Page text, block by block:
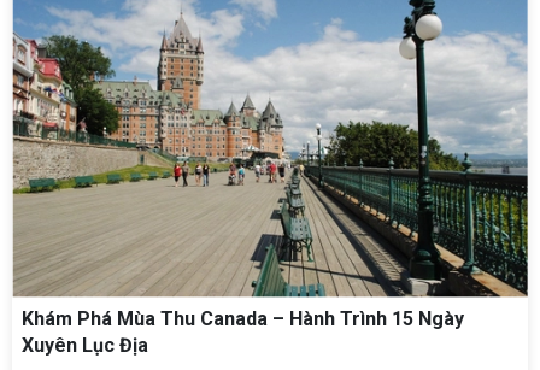
Khám Phá Mùa Thu Canada – Hành Trình 15 Ngày
Xuyên Lục Địa